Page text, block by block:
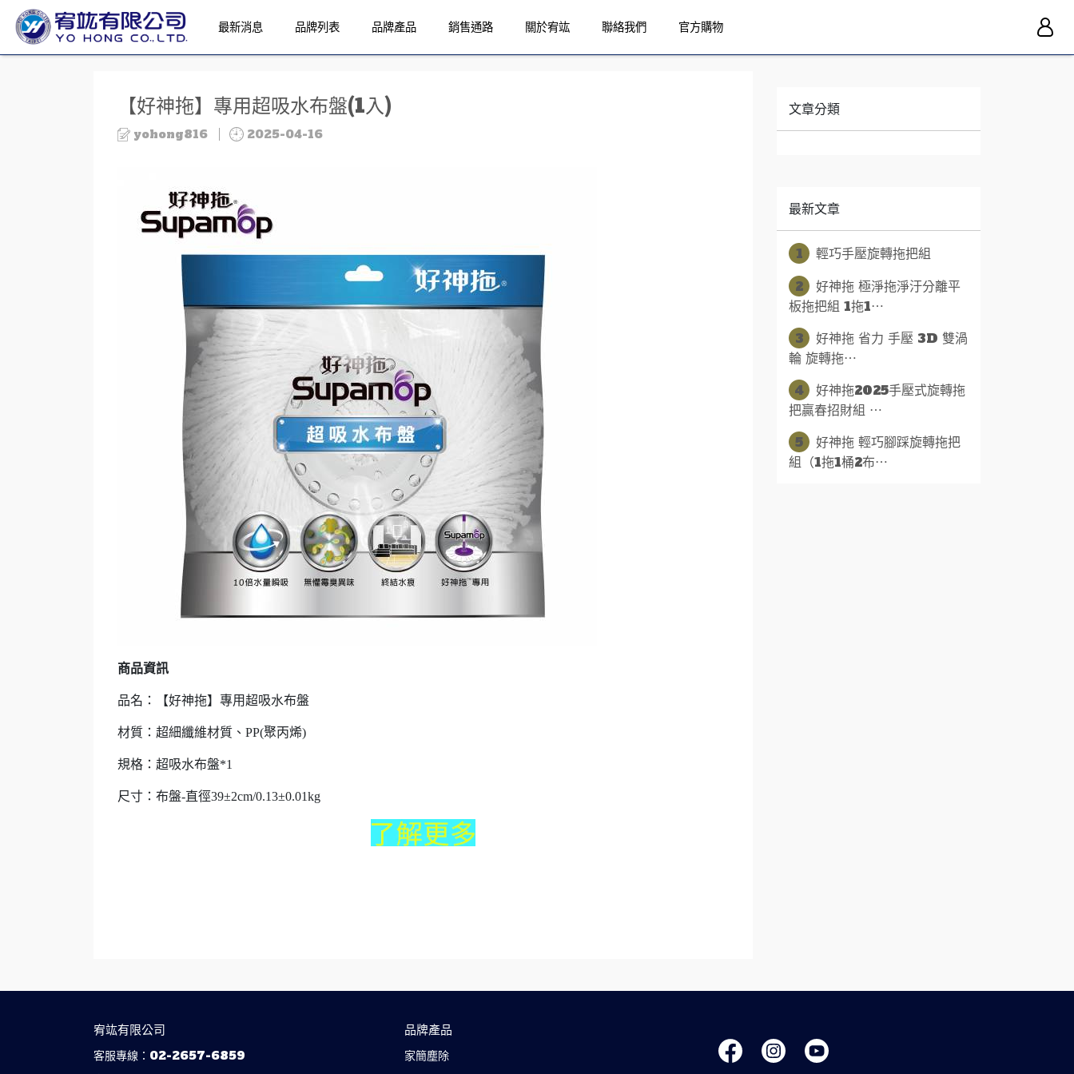
最新消息 品牌列表 品牌產品 銷售通路 關於宥竑 聯絡我們 官方購物
【好神拖】專用超吸水布盤(1入)
yohong816 2025-04-16
商品資訊
品名：【好神拖】專用超吸水布盤
材質：超細纖維材質、PP(聚丙烯)
規格：超吸水布盤*1
尺寸：布盤-直徑39±2cm/0.13±0.01kg
文章分類
最新文章
1
輕巧手壓旋轉拖把組
2
好神拖 極淨拖淨汙分離平
板拖把組 1拖1⋯
3
好神拖 省力 手壓 3D 雙渦
輪 旋轉拖⋯
4
好神拖2025手壓式旋轉拖
把贏春招財組 ⋯
5
好神拖 輕巧腳踩旋轉拖把
組（1拖1桶2布⋯
宥竑有限公司
客服專線：02-2657-6859
品牌產品
家簡塵除